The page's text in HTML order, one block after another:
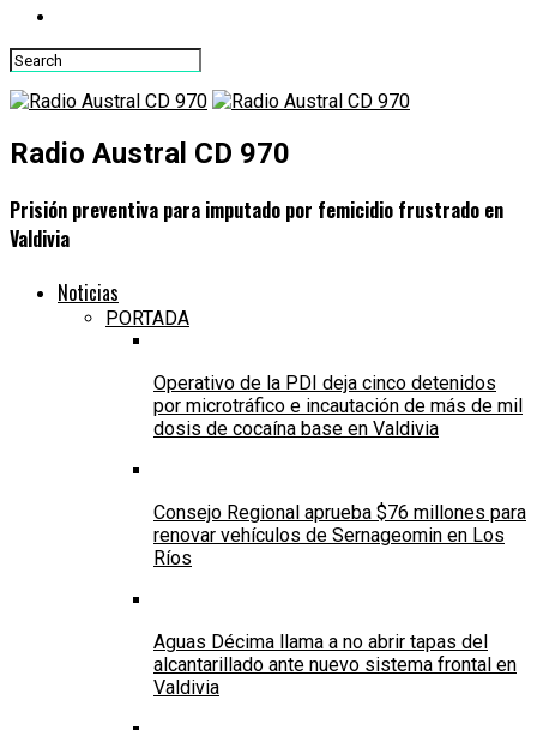
Radio Austral CD 970
Prisión preventiva para imputado por femicidio frustrado en
Valdivia
Noticias
PORTADA
Operativo de la PDI deja cinco detenidos
por microtráfico e incautación de más de mil
dosis de cocaína base en Valdivia
Consejo Regional aprueba $76 millones para
renovar vehículos de Sernageomin en Los
Ríos
Aguas Décima llama a no abrir tapas del
alcantarillado ante nuevo sistema frontal en
Valdivia